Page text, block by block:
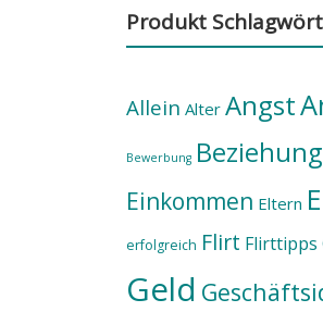
Produkt
Allein Alter Angst
Bewerbung Beziehung
Einkommen Eltern
erfolgreich Flirt Flirttipps
Geld